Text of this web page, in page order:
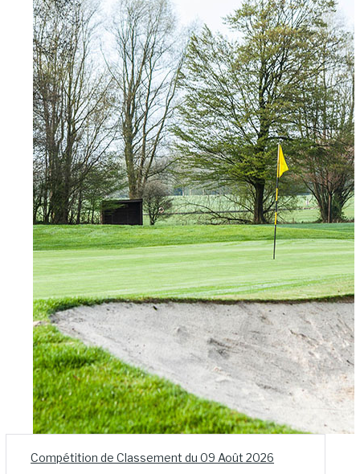
Compétition de Classement du 09 Août 2026